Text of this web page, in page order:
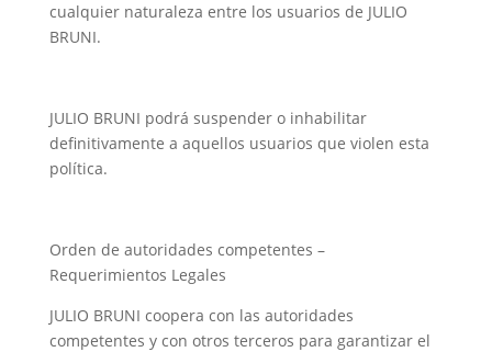
cualquier naturaleza entre los usuarios de JULIO
BRUNI.
JULIO BRUNI podrá suspender o inhabilitar
definitivamente a aquellos usuarios que violen esta
política.
Orden de autoridades competentes –
Requerimientos Legales
JULIO BRUNI coopera con las autoridades
competentes y con otros terceros para garantizar el